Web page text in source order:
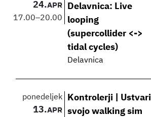
24.APR
17.00–20.00
Delavnica: Live
looping
(supercollider <->
tidal cycles)
Delavnica
ponedeljek
13.APR
Kontrolerji | Ustvari
svojo walking sim